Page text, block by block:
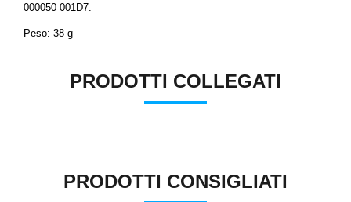
000050 001D7.
Peso: 38 g
PRODOTTI COLLEGATI
PRODOTTI CONSIGLIATI